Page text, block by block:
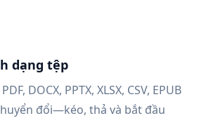
dạng tệp
DOCX, PPTX, XLSX, CSV, EPUB
đổi—kéo, thả và bắt đầu